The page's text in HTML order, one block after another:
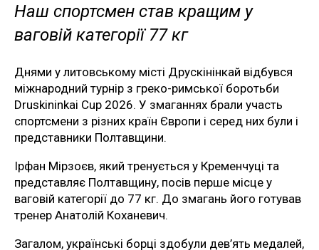
Наш спортсмен став кращим у
ваговій категорії 77 кг
Днями у литовському місті Друскінінкай відбувся
міжнародний турнір з греко-римської боротьби
Druskininkai Cup 2026. У змаганнях брали участь
спортсмени з різних країн Європи і серед них були і
представники Полтавщини.
Ірфан Мірзоєв, який тренується у Кременчуці та
представляє Полтавщину, посів перше місце у
ваговій категорії до 77 кг. До змагань його готував
тренер Анатолій Коханевич.
Загалом, українські борці здобули дев’ять медалей,